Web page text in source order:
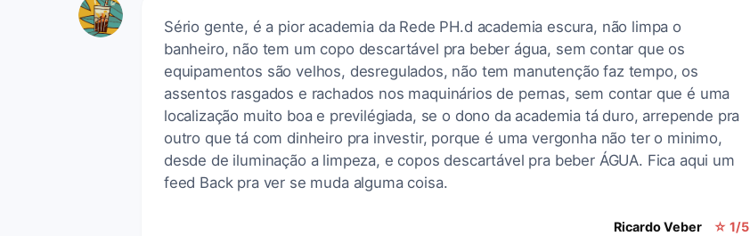
Sério gente, é a pior academia da Rede PH.d academia escura, não limpa o
banheiro, não tem um copo descartável pra beber água, sem contar que os
equipamentos são velhos, desregulados, não tem manutenção faz tempo, os
assentos rasgados e rachados nos maquinários de pernas, sem contar que é uma
localização muito boa e previlégiada, se o dono da academia tá duro, arrepende pra
outro que tá com dinheiro pra investir, porque é uma vergonha não ter o minimo,
desde de iluminação a limpeza, e copos descartável pra beber ÁGUA. Fica aqui um
feed Back pra ver se muda alguma coisa.
Ricardo Veber ☆ 1/5